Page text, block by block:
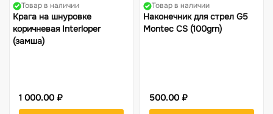
Товар в наличии
Крага на шнуровке
коричневая Interloper
(замша)
1 000.00 ₽
Товар в наличии
Наконечник для стрел G5
Montec CS (100grn)
500.00 ₽